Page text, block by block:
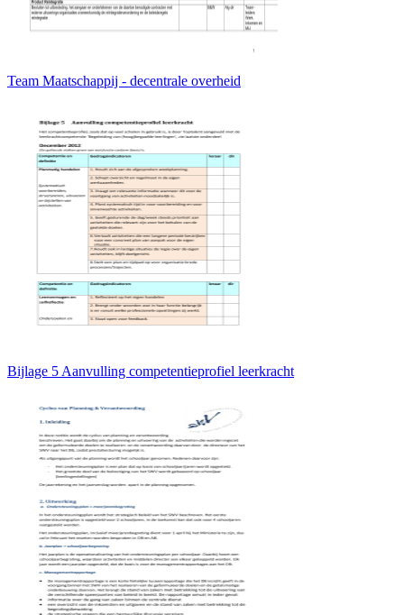
Team Maatschappij - decentrale overheid
Bijlage 5 Aanvulling competentieprofiel leerkracht